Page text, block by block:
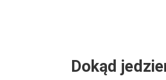
Dokąd